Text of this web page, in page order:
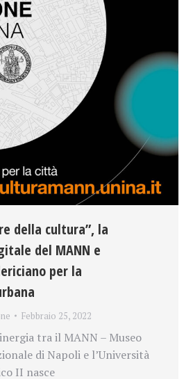
della cultura”, la
del MANN e
per la
Febbraio 25, 2022
tra il MANN – Museo
di Napoli e l’Università
II nasce